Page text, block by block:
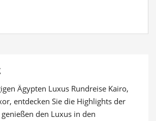
Ägypten Luxus Rundreise Kairo,
entdecken Sie die Highlights der
den Luxus in den